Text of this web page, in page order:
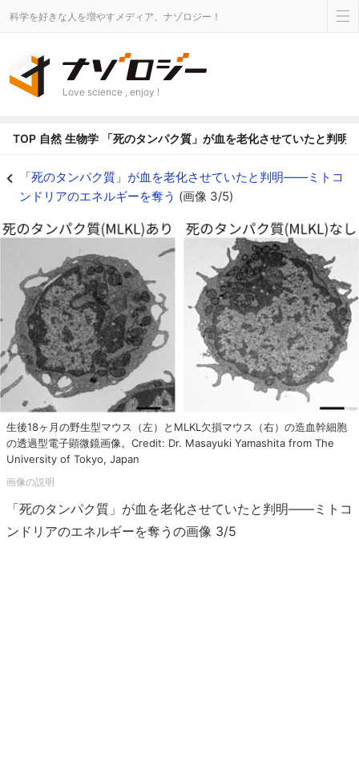
科学を好きな人を増やすメディア、ナゾロジー！
Love science , enjoy !
TOP 自然 生物学 「死のタンパク質」が血を老化させていたと判
「死のタンパク質」が血を老化させていたと判明――ミトコ
ンドリアのエネルギーを奪う (画像 3/5)
生後18ヶ月の野生型マウス（左）とMLKL欠損マウス（右）の造血幹細胞
の透過型電子顕微鏡画像。Credit: Dr. Masayuki Yamashita from The
University of Tokyo, Japan
「死のタンパク質」が血を老化させていたと判明――ミトコ
ンドリアのエネルギーを奪うの画像 3/5